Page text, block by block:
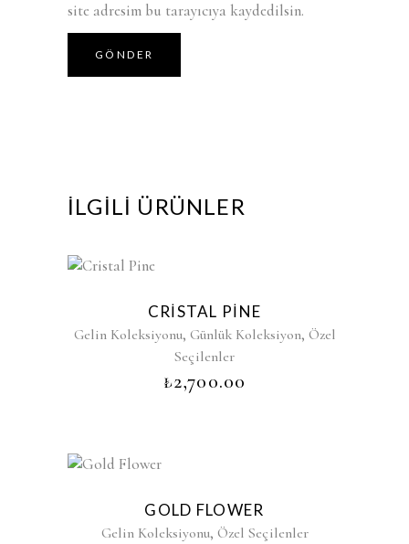
site adresim bu tarayıcıya kaydedilsin.
İLGILI ÜRÜNLER
CRISTAL PINE
Gelin Koleksiyonu, Günlük Koleksiyon, Özel
Seçilenler
₺2,700.00
GOLD FLOWER
Gelin Koleksiyonu, Özel Seçilenler